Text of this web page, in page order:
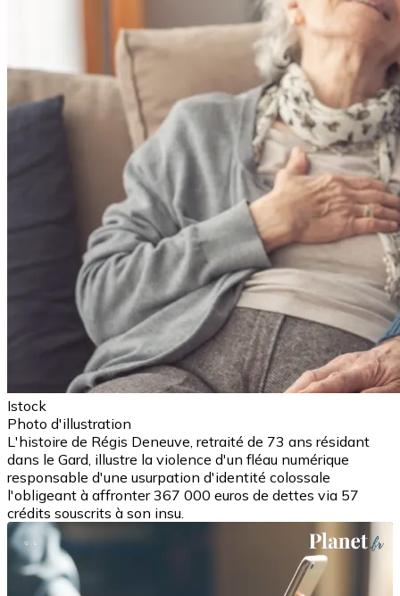
Istock
Photo d'illustration
L'histoire de Régis Deneuve, retraité de 73 ans résidant
dans le Gard, illustre la violence d'un fléau numérique
responsable d'une usurpation d'identité colossale
l'obligeant à affronter 367 000 euros de dettes via 57
crédits souscrits à son insu.